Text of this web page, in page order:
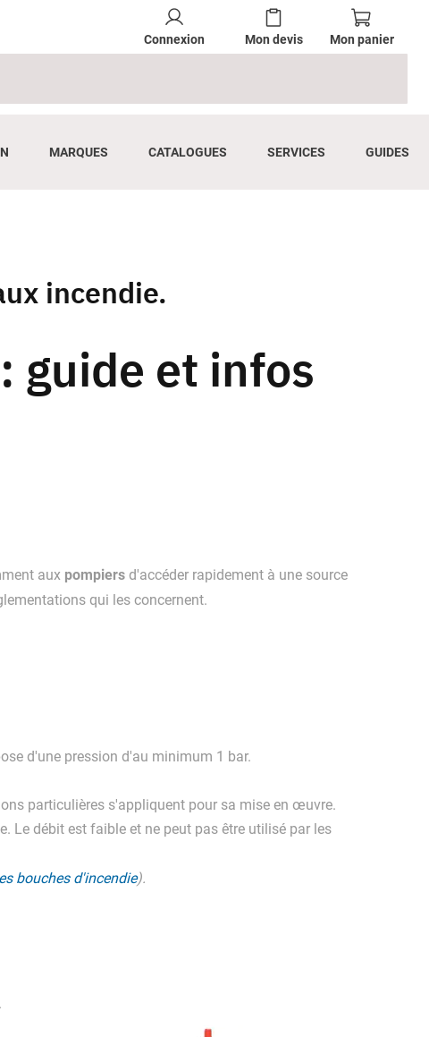
Connexion Mon devis Mon panier
MARQUES CATALOGUES SERVICES GUIDES
incendie.
guide et infos
aux pompiers d'accéder rapidement à une source
qui les concernent.
d'une pression d'au minimum 1 bar.
particulières s'appliquent pour sa mise en œuvre.
Le débit est faible et ne peut pas être utilisé par les
bouches d'incendie).